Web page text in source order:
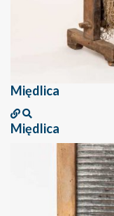
Międlica
Międlica